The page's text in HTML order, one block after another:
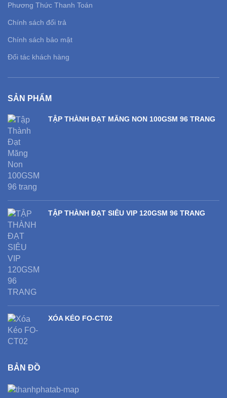
Phương Thức Thanh Toán
Chính sách đổi trả
Chính sách bảo mật
Đối tác khách hàng
SẢN PHẨM
TẬP THÀNH ĐẠT MĂNG NON 100GSM 96 TRANG
TẬP THÀNH ĐẠT SIÊU VIP 120GSM 96 TRANG
XÓA KÉO FO-CT02
BẢN ĐỒ